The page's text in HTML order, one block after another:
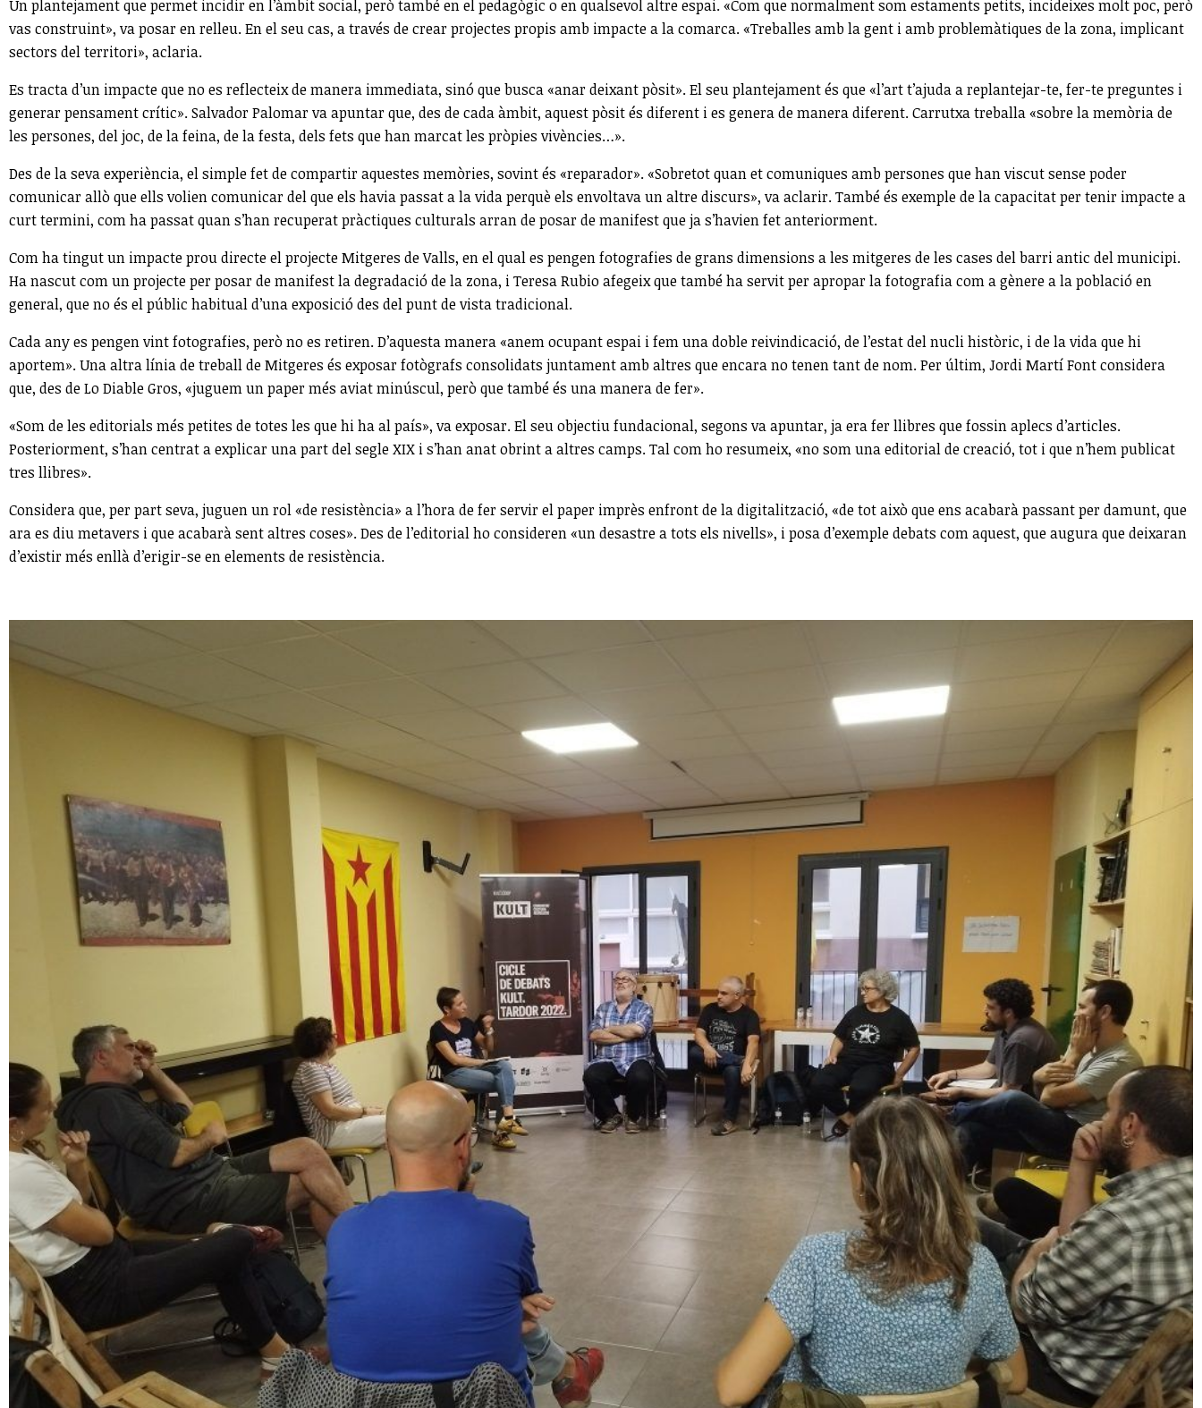
Un plantejament que permet incidir en l’àmbit social, però també en el pedagògic o en qualsevol altre espai. «Com que normalment som estaments petits, incideixes molt poc, però
vas construint», va posar en relleu. En el seu cas, a través de crear projectes propis amb impacte a la comarca. «Treballes amb la gent i amb problemàtiques de la zona, implicant
sectors del territori», aclaria.
Es tracta d’un impacte que no es reflecteix de manera immediata, sinó que busca «anar deixant pòsit». El seu plantejament és que «l’art t’ajuda a replantejar-te, fer-te preguntes i
generar pensament crític». Salvador Palomar va apuntar que, des de cada àmbit, aquest pòsit és diferent i es genera de manera diferent. Carrutxa treballa «sobre la memòria de
les persones, del joc, de la feina, de la festa, dels fets que han marcat les pròpies vivències…».
Des de la seva experiència, el simple fet de compartir aquestes memòries, sovint és «reparador». «Sobretot quan et comuniques amb persones que han viscut sense poder
comunicar allò que ells volien comunicar del que els havia passat a la vida perquè els envoltava un altre discurs», va aclarir. També és exemple de la capacitat per tenir impacte a
curt termini, com ha passat quan s’han recuperat pràctiques culturals arran de posar de manifest que ja s’havien fet anteriorment.
Com ha tingut un impacte prou directe el projecte Mitgeres de Valls, en el qual es pengen fotografies de grans dimensions a les mitgeres de les cases del barri antic del municipi.
Ha nascut com un projecte per posar de manifest la degradació de la zona, i Teresa Rubio afegeix que també ha servit per apropar la fotografia com a gènere a la població en
general, que no és el públic habitual d’una exposició des del punt de vista tradicional.
Cada any es pengen vint fotografies, però no es retiren. D’aquesta manera «anem ocupant espai i fem una doble reivindicació, de l’estat del nucli històric, i de la vida que hi
aportem». Una altra línia de treball de Mitgeres és exposar fotògrafs consolidats juntament amb altres que encara no tenen tant de nom. Per últim, Jordi Martí Font considera
que, des de Lo Diable Gros, «juguem un paper més aviat minúscul, però que també és una manera de fer».
«Som de les editorials més petites de totes les que hi ha al país», va exposar. El seu objectiu fundacional, segons va apuntar, ja era fer llibres que fossin aplecs d’articles.
Posteriorment, s’han centrat a explicar una part del segle XIX i s’han anat obrint a altres camps. Tal com ho resumeix, «no som una editorial de creació, tot i que n’hem publicat
tres llibres».
Considera que, per part seva, juguen un rol «de resistència» a l’hora de fer servir el paper imprès enfront de la digitalització, «de tot això que ens acabarà passant per damunt, que
ara es diu metavers i que acabarà sent altres coses». Des de l’editorial ho consideren «un desastre a tots els nivells», i posa d’exemple debats com aquest, que augura que deixaran
d’existir més enllà d’erigir-se en elements de resistència.